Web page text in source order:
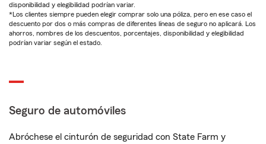
disponibilidad y elegibilidad podrían variar.
*Los clientes siempre pueden elegir comprar solo una póliza, pero en ese caso el
descuento por dos o más compras de diferentes líneas de seguro no aplicará. Los
ahorros, nombres de los descuentos, porcentajes, disponibilidad y elegibilidad
podrían variar según el estado.
Seguro de automóviles
Abróchese el cinturón de seguridad con State Farm y